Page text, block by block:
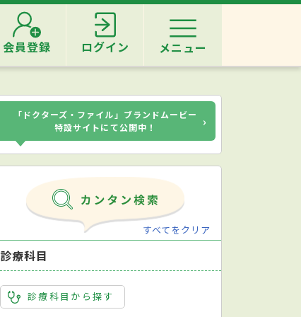
会員登録 ログイン メニュー
「ドクターズ・ファイル」ブランドムービー
特設サイトにて公開中！
›
すべてをクリア
診療科目
診療科目から探す